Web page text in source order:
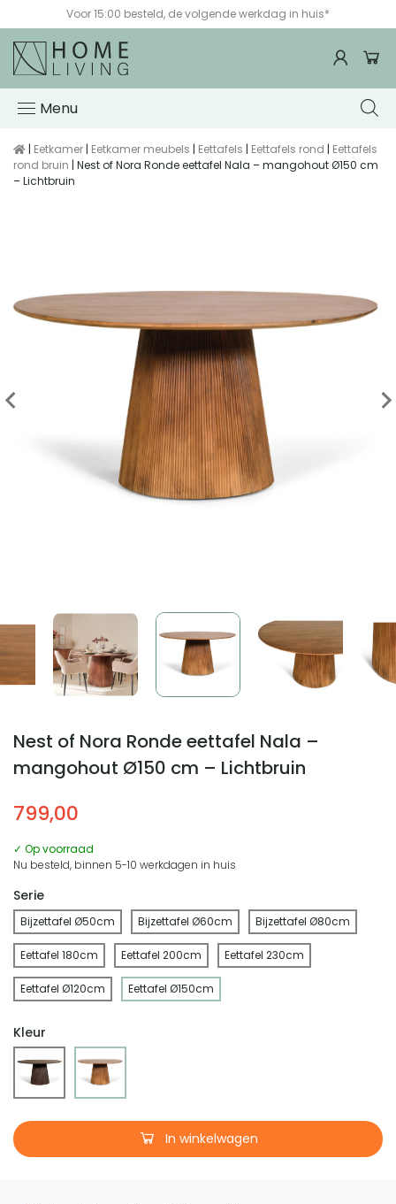
Beoordeling 8.7/10 uit 12066 reviews
WebwinkelKeur
Menu
| Eetkamer | Eetkamer meubels | Eettafels | Eettafels rond | Eettafels
rond bruin | Nest of Nora Ronde eettafel Nala – mangohout Ø150 cm
– Lichtbruin
Nest of Nora Ronde eettafel Nala –
mangohout Ø150 cm – Lichtbruin
799,00
✓ Op voorraad
Nu besteld, binnen 5-10 werkdagen in huis
Serie
Bijzettafel Ø50cm Bijzettafel Ø60cm Bijzettafel Ø80cm
Eettafel 180cm Eettafel 200cm Eettafel 230cm
Eettafel Ø120cm Eettafel Ø150cm
Kleur
In winkelwagen